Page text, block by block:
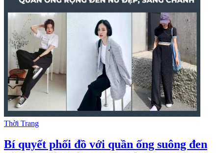
Thời Trang
Bí quyết phối đồ với quần ống suông đen